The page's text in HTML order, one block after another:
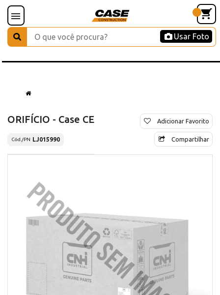
Usar Foto
ORIFÍCIO - Case CE
Cód./PN LJ015990
Adicionar Favorito
Compartilhar